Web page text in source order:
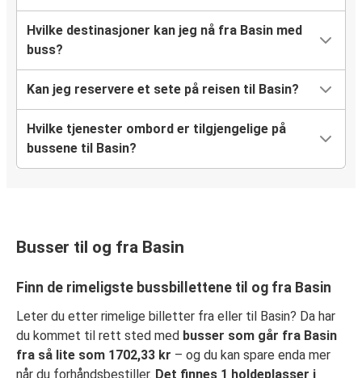
Hvilke destinasjoner kan jeg nå fra Basin med
buss?
Kan jeg reservere et sete på reisen til Basin?
Hvilke tjenester ombord er tilgjengelige på
bussene til Basin?
Busser til og fra Basin
Finn de rimeligste bussbillettene til og fra Basin
Leter du etter rimelige billetter fra eller til Basin? Da har
du kommet til rett sted med busser som går fra Basin
fra så lite som 1702,33 kr – og du kan spare enda mer
når du forhåndsbestiller. Det finnes 1 holdeplasser i